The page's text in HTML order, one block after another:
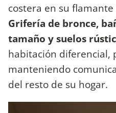
costera en su
Grifería de bronce,
tamaño y suelos
habitación diferencial,
manteniendo
del resto de su hogar.